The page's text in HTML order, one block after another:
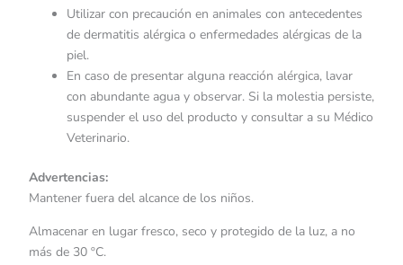
Utilizar con precaución en animales con antecedentes
de dermatitis alérgica o enfermedades alérgicas de la
piel.
En caso de presentar alguna reacción alérgica, lavar
con abundante agua y observar. Si la molestia persiste,
suspender el uso del producto y consultar a su Médico
Veterinario.
Advertencias:
Mantener fuera del alcance de los niños.
Almacenar en lugar fresco, seco y protegido de la luz, a no
más de 30 ºC.